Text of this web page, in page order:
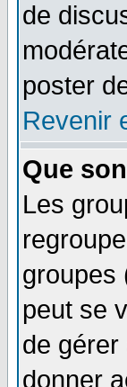
de
poster
Revenir
Que
Les
groupes
peut se
de gérer
donner